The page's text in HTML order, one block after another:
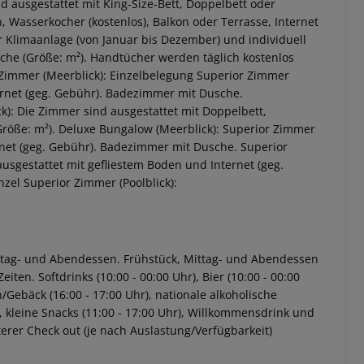
ausgestattet mit King-Size-Bett, Doppelbett oder
(kostenlos), Balkon oder Terrasse, Internet
(von Januar bis Dezember) und individuell
(Größe: m²). Handtücher werden täglich kostenlos
(Meerblick): Einzelbelegung Superior Zimmer
(geg. Gebühr). Badezimmer mit Dusche.
Die Zimmer sind ausgestattet mit Doppelbett,
m²). Deluxe Bungalow (Meerblick): Superior Zimmer
(geg. Gebühr). Badezimmer mit Dusche. Superior
mit gefliestem Boden und Internet (geg.
Superior Zimmer (Poolblick):
und Abendessen. Frühstück, Mittag- und Abendessen
Softdrinks (10:00 - 00:00 Uhr), Bier (10:00 - 00:00
(16:00 - 17:00 Uhr), nationale alkoholische
Snacks (11:00 - 17:00 Uhr), Willkommensdrink und
Check out (je nach Auslastung/Verfügbarkeit)